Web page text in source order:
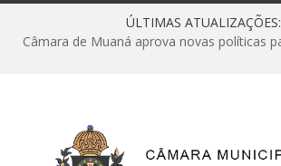
ÚLTIMAS ATUALIZAÇÕES: